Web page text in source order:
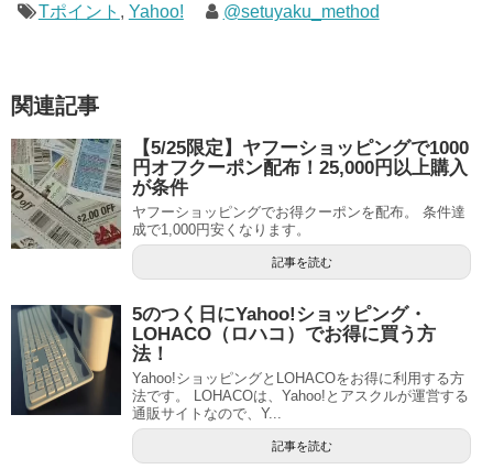
Tポイント , Yahoo! @setuyaku_method
関連記事
【5/25限定】ヤフーショッピングで1000
円オフクーポン配布！25,000円以上購入
が条件
ヤフーショッピングでお得クーポンを配布。 条件達
成で1,000円安くなります。
記事を読む
5のつく日にYahoo!ショッピング・
LOHACO（ロハコ）でお得に買う方
法！
Yahoo!ショッピングとLOHACOをお得に利用する方
法です。 LOHACOは、Yahoo!とアスクルが運営する
通販サイトなので、Y...
記事を読む